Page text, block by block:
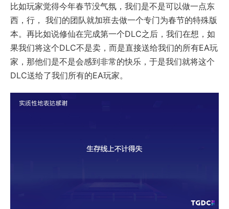
比如玩家觉得今年春节没气氛，我们是不是可以做一点东
西，行， 我们的团队就加班去做一个专门为春节的特殊版
本。再比如说修仙在完成第一个DLC之后，我们在想，如
果我们将这个DLC不是卖，而是直接送给我们的所有EA玩
家，那他们是不是会感到非常的快乐，于是我们就将这个
DLC送给了我们所有的EA玩家。